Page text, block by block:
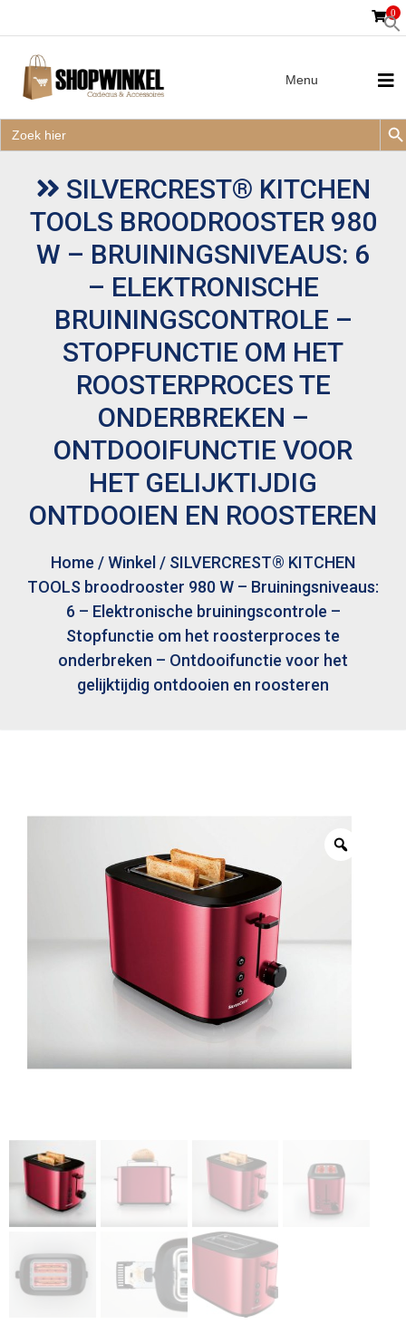
naar:
0
Zoek
naar:
Menu
SILVERCREST® KITCHEN
TOOLS BROODROOSTER 980
W – BRUININGSNIVEAUS: 6
– ELEKTRONISCHE
BRUININGSCONTROLE –
STOPFUNCTIE OM HET
ROOSTERPROCES TE
ONDERBREKEN –
ONTDOOIFUNCTIE VOOR
HET GELIJKTIJDIG
ONTDOOIEN EN ROOSTEREN
Home /Winkel / SILVERCREST® KITCHEN
TOOLS broodrooster 980 W – Bruiningsniveaus:
6 – Elektronische bruiningscontrole –
Stopfunctie om het roosterproces te
onderbreken – Ontdooifunctie voor het
gelijktijdig ontdooien en roosteren